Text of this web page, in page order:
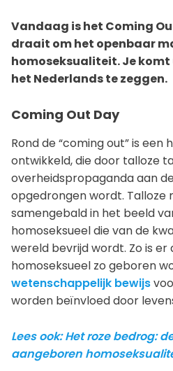
Vandaag is het Coming
draait om het openbaar
homoseksualiteit. Je
het Nederlands te zeggen.
Coming Out Day
Rond de “coming out” is een
ontwikkeld, die door talloze
overheidspropaganda aan
opgedrongen wordt. Talloze
samengebald in het beeld
homoseksueel die van de
wereld bevrijd wordt. Zo is
homoseksueel zo geboren
wetenschappelijk bewijs
worden beïnvloed door
Lees ook: Het roze bedrog:
aangeboren